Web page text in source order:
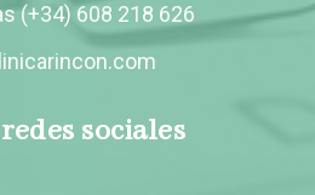
(+34) 608 218 626
sociales